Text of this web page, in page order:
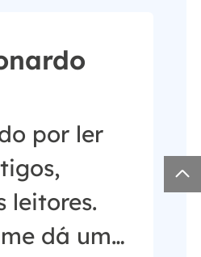
por ler
leitores.
dá uma
